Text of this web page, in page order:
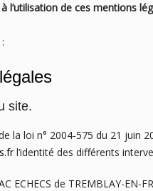
l’utilisation de ces mentions
site.
la loi n° 2004-575 du 21 juin
l’identité des différents
ECHECS de TREMBLAY-